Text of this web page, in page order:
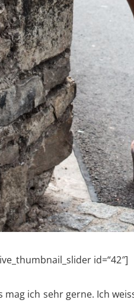
id=“42″]
mag ich sehr gerne. Ich